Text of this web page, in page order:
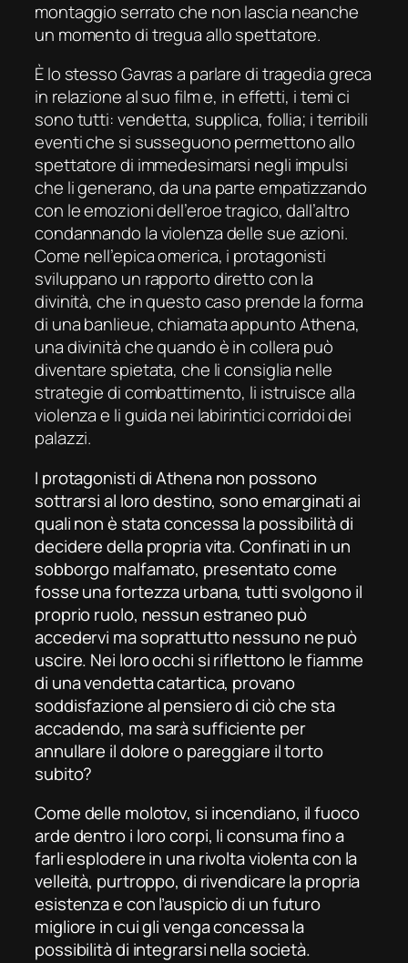
montaggio serrato che non lascia neanche
un momento di tregua allo spettatore.
È lo stesso Gavras a parlare di tragedia greca
in relazione al suo film e, in effetti, i temi ci
sono tutti: vendetta, supplica, follia; i terribili
eventi che si susseguono permettono allo
spettatore di immedesimarsi negli impulsi
che li generano, da una parte empatizzando
con le emozioni dell’eroe tragico, dall’altro
condannando la violenza delle sue azioni.
Come nell’epica omerica, i protagonisti
sviluppano un rapporto diretto con la
divinità, che in questo caso prende la forma
di unabanlieue, chiamata appunto Athena,
una divinità che quando è in collera può
diventare spietata, che li consiglia nelle
strategie di combattimento, li istruisce alla
violenza e li guida nei labirintici corridoi dei
palazzi.
I protagonisti diAthenanon possono
sottrarsi al loro destino, sono emarginati ai
quali non è stata concessa la possibilità di
decidere della propria vita. Confinati in un
sobborgo malfamato, presentato come
fosse una fortezza urbana, tutti svolgono il
proprio ruolo, nessun estraneo può
accedervi ma soprattutto nessuno ne può
uscire. Nei loro occhi si riflettono le fiamme
di una vendetta catartica, provano
soddisfazione al pensiero di ciò che sta
accadendo, ma sarà sufficiente per
annullare il dolore o pareggiare il torto
subito?
Come delle molotov, si incendiano, il fuoco
arde dentro i loro corpi, li consuma fino a
farli esplodere in una rivolta violenta con la
velleità, purtroppo, di rivendicare la propria
esistenza e con l’auspicio di un futuro
migliore in cui gli venga concessa la
possibilità di integrarsi nella società.